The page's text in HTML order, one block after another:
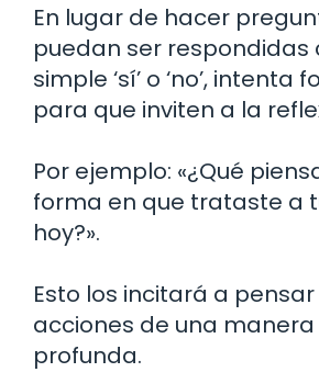
En lugar de hacer
puedan ser respondidas
simple ‘sí’ o ‘no’, intenta
para que inviten a la
Por ejemplo: «¿Qué
forma en que trataste a
hoy?».
Esto los incitará a
acciones de una
profunda.